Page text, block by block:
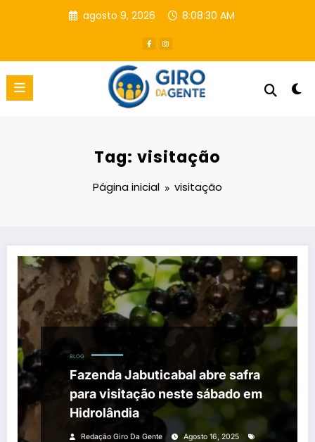
agosto 9, 2026 8:08:31 AM
Tag: visitação
Página inicial visitação
BLOG
Fazenda Jabuticabal abre safra
para visitação neste sábado em
Hidrolândia
Redação Giro Da Gente
Agosto 16, 2025